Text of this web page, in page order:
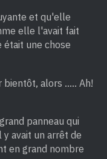
et qu'elle
elle l'avait fait
une chose
bientôt, alors ….. Ah!
panneau qui
avait un arrêt de
en grand nombre